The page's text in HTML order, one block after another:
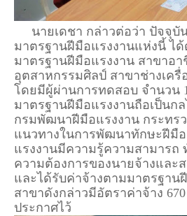
นายเดชา กล่าวต่อว่า ปัจจุบั
มาตรฐานฝีมือแรงงานแห่งนี้ ไ
มาตรฐานฝีมือแรงงาน สาขาอ
อุตสาหกรรมศิลป์ สาขาช่างเครื่
โดยมีผู้ผ่านการทดสอบ จำนวน
มาตรฐานฝีมือแรงงานถือเป็นก
กรมพัฒนาฝีมือแรงงาน กระทรว
แนวทางในการพัฒนาทักษะฝีมือ
แรงงานมีความรู้ความสามารถ
ความต้องการของนายจ้างและ
และได้รับค่าจ้างตามมาตรฐาน
สาขาดังกล่าวมีอัตราค่าจ้าง
ประกาศไว้